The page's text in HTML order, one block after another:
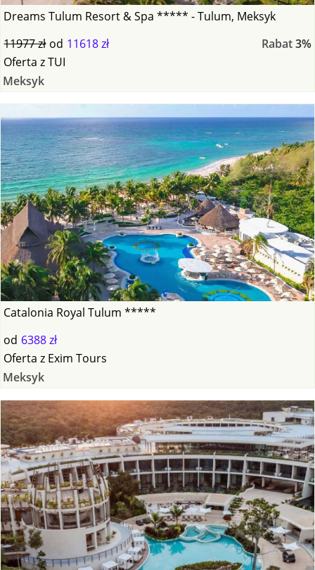
Dreams Tulum Resort & Spa ***** - Tulum, Meksyk
11977 zł od 11618 zł Rabat3%
Oferta zTUI
Meksyk
Catalonia Royal Tulum *****
od 6388 zł
Oferta z Exim Tours
Meksyk